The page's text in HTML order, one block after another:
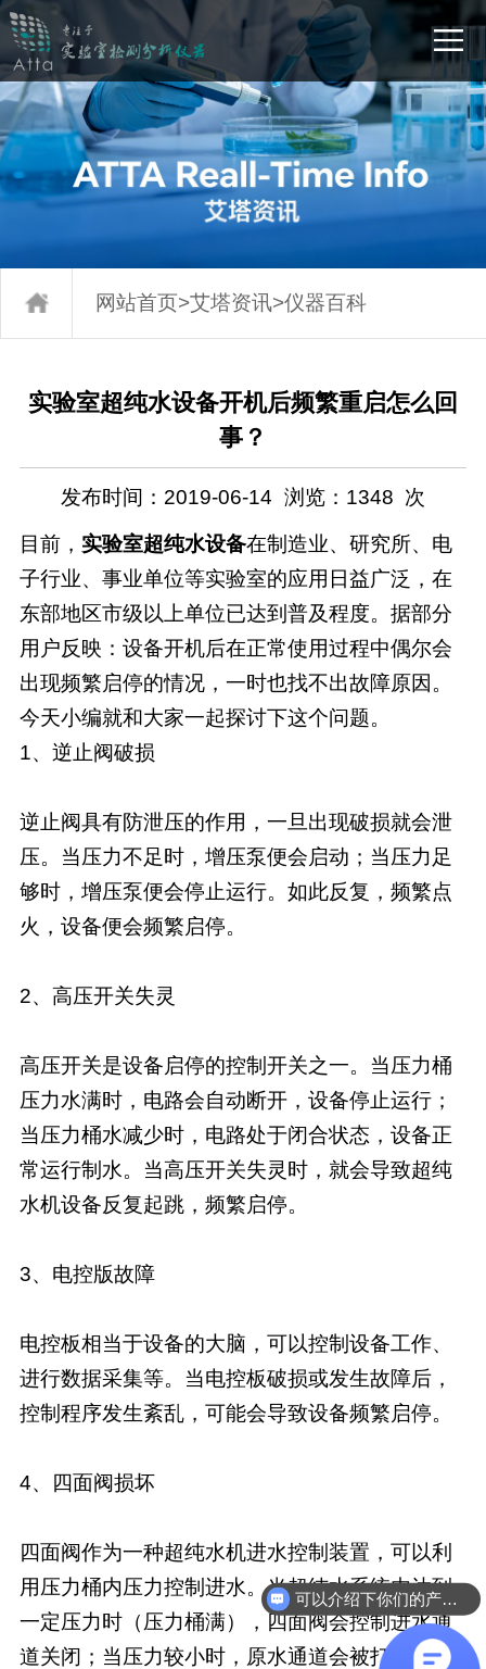
网站首页>艾塔资讯>仪器百科
实验室超纯水设备开机后频繁重启怎么回
事？
发布时间：2019-06-14 浏览： 1348 次
目前， 实验室超纯水设备在制造业、研究所、电
子行业、事业单位等实验室的应用日益广泛，在
东部地区市级以上单位已达到普及程度。据部分
用户反映：设备开机后在正常使用过程中偶尔会
出现频繁启停的情况，一时也找不出故障原因。
今天小编就和大家一起探讨下这个问题。
1、逆止阀破损
逆止阀具有防泄压的作用，一旦出现破损就会泄
压。当压力不足时，增压泵便会启动；当压力足
够时，增压泵便会停止运行。如此反复，频繁点
火，设备便会频繁启停。
2、高压开关失灵
高压开关是设备启停的控制开关之一。当压力桶
压力水满时，电路会自动断开，设备停止运行；
当压力桶水减少时，电路处于闭合状态，设备正
常运行制水。当高压开关失灵时，就会导致超纯
水机设备反复起跳，频繁启停。
3、电控版故障
电控板相当于设备的大脑，可以控制设备工作、
进行数据采集等。当电控板破损或发生故障后，
控制程序发生紊乱，可能会导致设备频繁启停。
4、四面阀损坏
四面阀作为一种超纯水机进水控制装置，可以利
用压力桶内压力控制进水。当超纯水系统内达到
一定压力时（压力桶满），四面阀会控制进水通
道关闭；当压力较小时，原水通道会被打开，设
可以介绍下你们的产品么